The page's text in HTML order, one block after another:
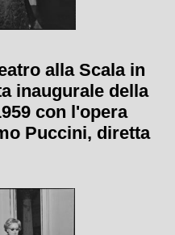
alla Scala in
inaugurale della
con l'opera
Puccini, diretta